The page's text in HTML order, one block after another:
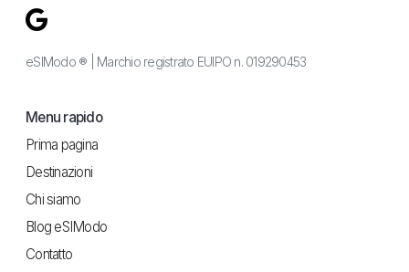
eSIModo ® | Marchio registrato EUIPO n. 019290453
Menu rapido
Prima pagina
Destinazioni
Chi siamo
Blog eSIModo
Contatto